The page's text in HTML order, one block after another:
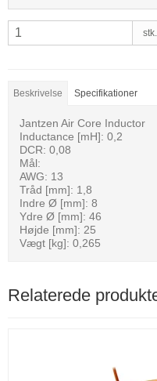
stk.
Beskrivelse Specifikationer
Jantzen Air Core Inductor
Inductance [mH]: 0,2
DCR: 0,08
Mål:
AWG: 13
Tråd [mm]: 1,8
Indre Ø [mm]: 8
Ydre Ø [mm]: 46
Højde [mm]: 25
Vægt [kg]: 0,265
Relaterede